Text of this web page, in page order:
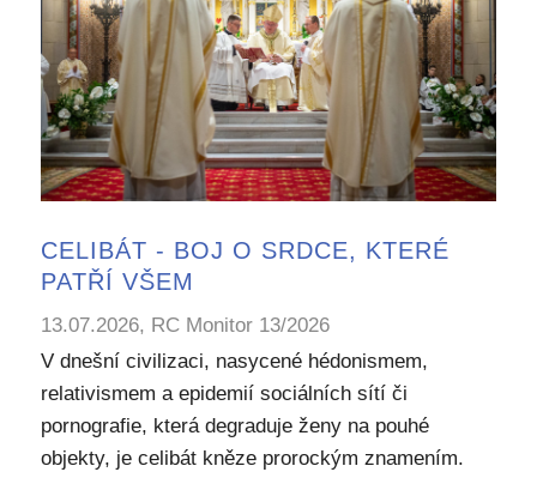
CELIBÁT - BOJ O SRDCE, KTERÉ
PATŘÍ VŠEM
13.07.2026, RC Monitor 13/2026
V dnešní civilizaci, nasycené hédonismem,
relativismem a epidemií sociálních sítí či
pornografie, která degraduje ženy na pouhé
objekty, je celibát kněze prorockým znamením.